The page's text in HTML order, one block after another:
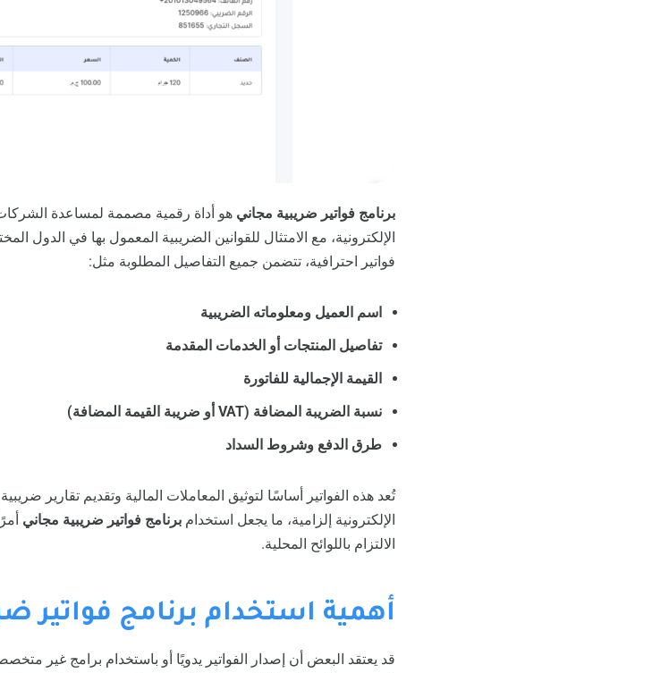
برنامج فواتير ضريبية مجاني هو أداة رقمية مصممة لمساعدة الشركات
الإلكترونية، مع الامتثال للقوانين الضريبية المعمول بها في الدول
فواتير احترافية، تتضمن جميع التفاصيل المطلوبة مثل:
اسم العميل ومعلوماته الضريبية
تفاصيل المنتجات أو الخدمات المقدمة
القيمة الإجمالية للفاتورة
نسبة الضريبة المضافة (VAT أو ضريبة القيمة المضافة)
طرق الدفع وشروط السداد
تُعد هذه الفواتير أساسًا لتوثيق المعاملات المالية وتقديم تقارير
الإلكترونية إلزامية، ما يجعل استخدامبرنامج فواتير ضريبية مجاني
الالتزام باللوائح المحلية.
أهمية استخدام برنامج فواتير